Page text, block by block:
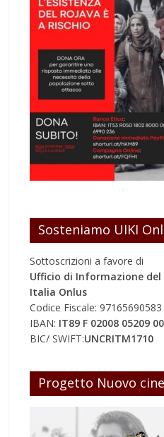
Sosteniamo UIKI
Sottoscrizioni a favore di
Ufficio di Informazione
Italia Onlus
Codice Fiscale: 97165690583
IBAN: IT89 F 02008 05209
BIC/ SWIFT:UNCRITM1710
Progetto Nuovo